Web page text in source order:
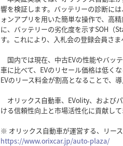
響を検証します。バッテリーの診断に
ォンアプリを用いた簡単な操作で、高
に、バッテリーの劣化度を示すSOH（
す。これにより、入札会の登録会員さ
国内では現在、中古EVの性能やバッ
車に比べて、EVのリセール価格は低く
EVのリース料金が割高となることで、
オリックス自動車、EVolity、および
ける信頼性向上と市場活性化に貢献して
※ オリックス自動車が運営する、リー
https://www.orixcar.jp/auto-plaza/